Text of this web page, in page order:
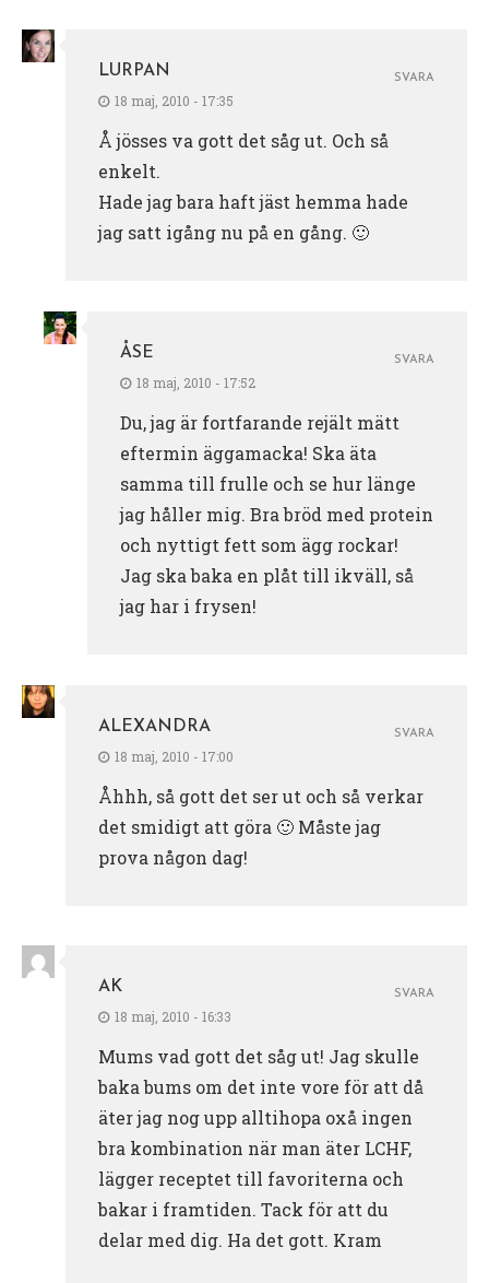
LURPAN
18 maj, 2010 - 17:35
Å jösses va gott det såg ut. Och så
enkelt.
Hade jag bara haft jäst hemma hade
jag satt igång nu på en gång. 🙂
SVARA
ÅSE
18 maj, 2010 - 17:52
Du, jag är fortfarande rejält mätt
eftermin äggamacka! Ska äta
samma till frulle och se hur länge
jag håller mig. Bra bröd med protein
och nyttigt fett som ägg rockar!
Jag ska baka en plåt till ikväll, så
jag har i frysen!
SVARA
ALEXANDRA
18 maj, 2010 - 17:00
Åhhh, så gott det ser ut och så verkar
det smidigt att göra 🙂 Måste jag
prova någon dag!
SVARA
AK
18 maj, 2010 - 16:33
Mums vad gott det såg ut! Jag skulle
baka bums om det inte vore för att då
äter jag nog upp alltihopa oxå ingen
bra kombination när man äter LCHF,
lägger receptet till favoriterna och
bakar i framtiden. Tack för att du
delar med dig. Ha det gott. Kram
SVARA